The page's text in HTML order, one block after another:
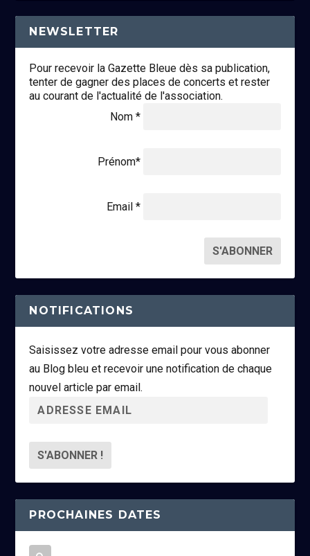
NEWSLETTER
Pour recevoir la Gazette Bleue dès sa publication,
tenter de gagner des places de concerts et rester
au courant de l'actualité de l'association.
Nom *
Prénom*
Email *
NOTIFICATIONS
Saisissez votre adresse email pour vous abonner
au Blog bleu et recevoir une notification de chaque
nouvel article par email.
r
s
s
e
PROCHAINES DATES